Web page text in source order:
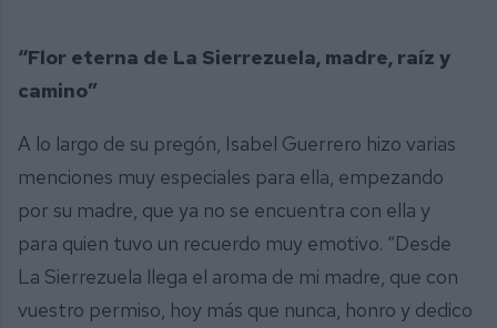
“Flor eterna de La Sierrezuela, madre, raíz y
camino”
A lo largo de su pregón, Isabel Guerrero hizo varias
menciones muy especiales para ella, empezando
por su madre, que ya no se encuentra con ella y
para quien tuvo un recuerdo muy emotivo. “Desde
La Sierrezuela llega el aroma de mi madre, que con
vuestro permiso, hoy más que nunca, honro y dedico